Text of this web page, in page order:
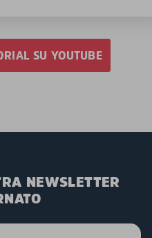
SU YOUTUBE
NEWSLETTER